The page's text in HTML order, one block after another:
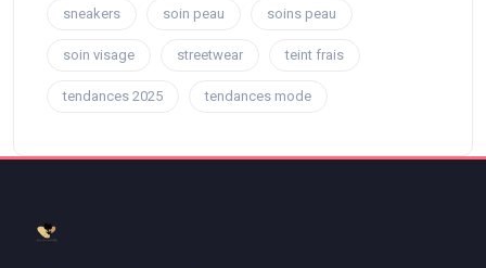
sneakers soin peau soins peau
soin visage streetwear teint frais
tendances 2025 tendances mode